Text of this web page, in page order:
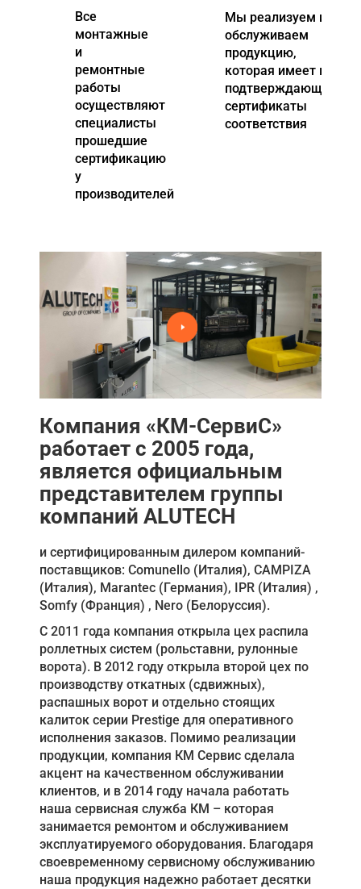
О компании
Отзывы
Контакты
Все
монтажные
и
ремонтные
работы
осуществляют
специалисты
прошедшие
сертификацию
у
производителей
Мы реализуем и
обслуживаем
продукцию,
которая имеет все
подтверждающие
сертификаты
соответствия
Компания «КМ-СервиС»
работает с 2005 года,
является официальным
представителем группы
компаний ALUTECH
и сертифицированным дилером компаний-
поставщиков: Comunello (Италия), CAMPIZA
(Италия), Marantec (Германия), IPR (Италия) ,
Somfy (Франция) , Nero (Белоруссия).
С 2011 года компания открыла цех распила
роллетных систем (рольставни, рулонные
ворота). В 2012 году открыла второй цех по
производству откатных (сдвижных),
распашных ворот и отдельно стоящих
калиток серии Prestige для оперативного
исполнения заказов. Помимо реализации
продукции, компания КМ Сервис сделала
акцент на качественном обслуживании
клиентов, и в 2014 году начала работать
наша сервисная служба КМ – которая
занимается ремонтом и обслуживанием
эксплуатируемого оборудования. Благодаря
своевременному сервисному обслуживанию
наша продукция надежно работает десятки